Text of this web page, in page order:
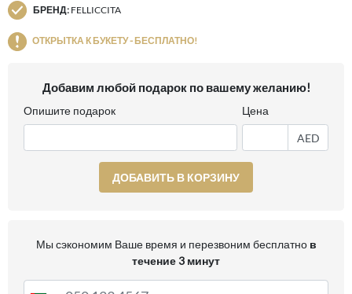
БРЕНД: FELLICCITA
ОТКРЫТКА К БУКЕТУ - БЕСПЛАТНО!
Добавим любой подарок по вашему желанию!
Опишите подарок Цена
AED
ДОБАВИТЬ В КОРЗИНУ
Мы сэкономим Ваше время и перезвоним бесплатно в
течение 3 минут